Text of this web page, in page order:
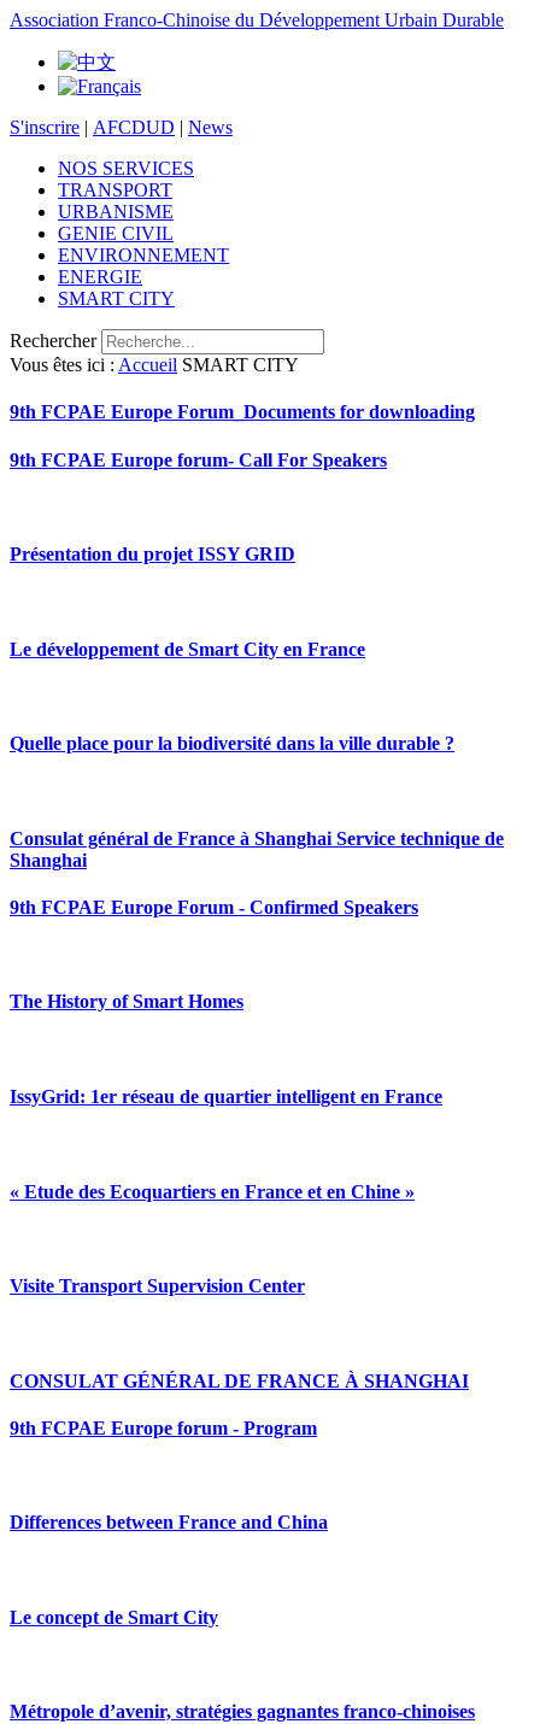
Association Franco-Chinoise du Développement Urbain Durable
S'inscrire | AFCDUD | News
NOS SERVICES
TRANSPORT
URBANISME
GENIE CIVIL
ENVIRONNEMENT
ENERGIE
SMART CITY
Rechercher
Vous êtes ici : Accueil SMART CITY
9th FCPAE Europe Forum_Documents for downloading
9th FCPAE Europe forum- Call For Speakers
Présentation du projet ISSY GRID
Le développement de Smart City en France
Quelle place pour la biodiversité dans la ville durable ?
Consulat général de France à Shanghai Service technique de
Shanghai
9th FCPAE Europe Forum - Confirmed Speakers
The History of Smart Homes
IssyGrid: 1er réseau de quartier intelligent en France
« Etude des Ecoquartiers en France et en Chine »
Visite Transport Supervision Center
CONSULAT GÉNÉRAL DE FRANCE À SHANGHAI
9th FCPAE Europe forum - Program
Differences between France and China
Le concept de Smart City
Métropole d’avenir, stratégies gagnantes franco-chinoises